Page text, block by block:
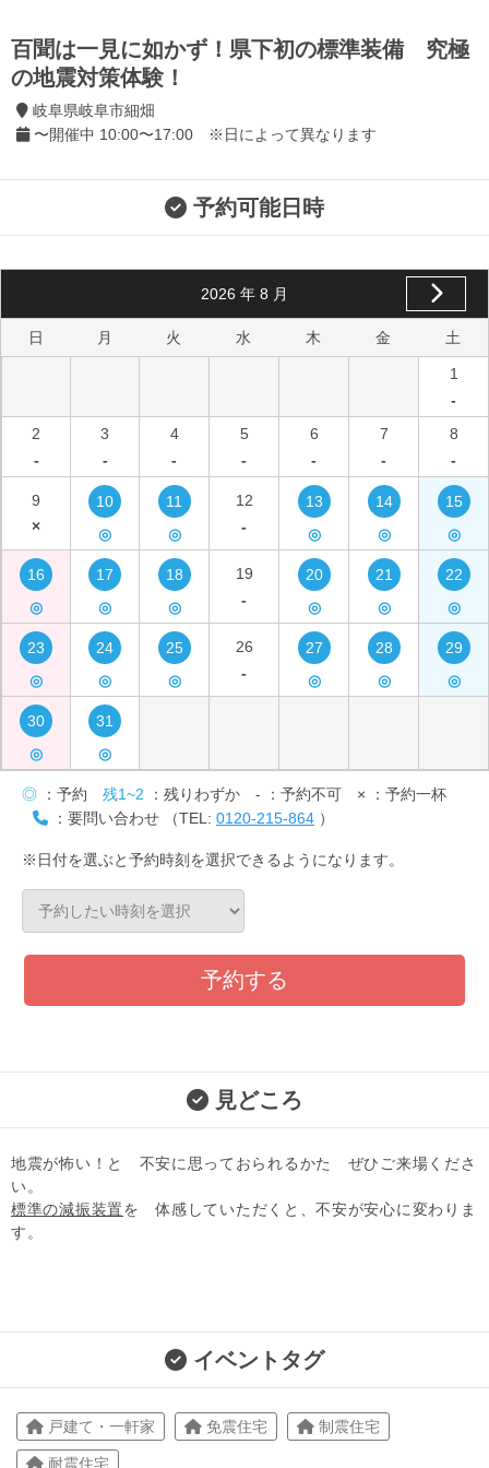
百聞は一見に如かず！県下初の標準装備 究極
の地震対策体験！
岐阜県岐阜市細畑
〜開催中 10:00〜17:00 ※日によって異なります
予約可能日時
2026 年 8 月
日 月 火 水 木 金 土
1
-
2
-
3
-
4
-
5
-
6
-
7
-
8
-
9
×
10
◎
11
◎
12
-
13
◎
14
◎
15
◎
16
◎
17
◎
18
◎
19
-
20
◎
21
◎
22
◎
23
◎
24
◎
25
◎
26
-
27
◎
28
◎
29
◎
30
◎
31
◎
◎ ：予約 残1~2 ：残りわずか - ：予約不可 × ：予約一杯
：要問い合わせ （TEL: 0120-215-864 ）
※日付を選ぶと予約時刻を選択できるようになります。
予約する
見どころ
地震が怖い！と 不安に思っておられるかた ぜひご来場くださ
い。
標準の減振装置を 体感していただくと、不安が安心に変わりま
す。
イベントタグ
戸建て・一軒家 免震住宅 制震住宅
耐震住宅